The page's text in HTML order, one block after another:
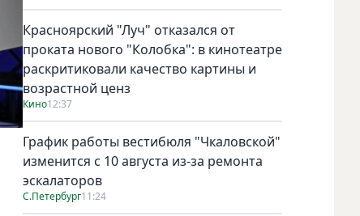
Красноярский "Луч" отказался от
проката нового "Колобка": в кинотеатре
раскритиковали качество картины и
возрастной ценз
Кино12:37
График работы вестибюля "Чкаловской"
изменится с 10 августа из-за ремонта
эскалаторов
С.Петербург11:24